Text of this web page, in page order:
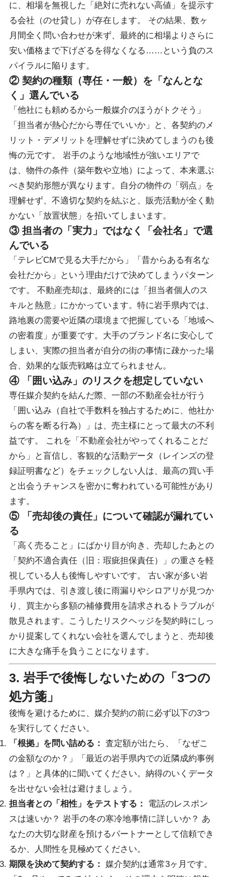
に、相場を無視した「絶対に売れない高値」を提示す
る会社（のせ貸し）が存在します。 その結果、数ヶ
月間全く問い合わせが来ず、最終的に相場よりさらに
安い価格まで下げざるを得なくなる……という負のス
パイラルに陥ります。
② 契約の種類（専任・一般）を「なんとな
く」選んでいる
「他社にも頼めるから一般媒介のほうがトクそう」
「担当者が熱心だから専任でいいか」と、各契約のメ
リット・デメリットを理解せずに決めてしまうのも後
悔の元です。 岩手のような地域性が強いエリアで
は、物件の条件（築年数や立地）によって、本来選ぶ
べき契約形態が異なります。自分の物件の「弱点」を
理解せず、不適切な契約を結ぶと、販売活動が全く動
かない「放置状態」を招いてしまいます。
③ 担当者の「実力」ではなく「会社名」で選
んでいる
「テレビCMで見る大手だから」「昔からある有名な
会社だから」という理由だけで決めてしまうパターン
です。 不動産売却は、最終的には「担当者個人のス
キルと熱意」にかかっています。特に岩手県内では、
路地裏の需要や近隣の環境まで把握している「地域へ
の密着度」が重要です。大手のブランド名に安心して
しまい、実際の担当者が自分の街の事情に疎かった場
合、効果的な販売戦略は立てられません。
④ 「囲い込み」のリスクを想定していない
専任媒介契約を結んだ際、一部の不動産会社が行う
「囲い込み（自社で手数料を独占するために、他社か
らの客を断る行為）」は、売主様にとって最大の不利
益です。 これを「不動産会社がやってくれることだ
から」と盲信し、客観的な活動データ（レインズの登
録証明書など）をチェックしない人は、最高の買い手
と出会うチャンスを密かに奪われている可能性があり
ます。
⑤ 「売却後の責任」について確認が漏れてい
る
「高く売ること」にばかり目が向き、売却したあとの
「契約不適合責任（旧：瑕疵担保責任）」の重さを軽
視している人も後悔しやすいです。 古い家が多い岩
手県内では、引き渡し後に雨漏りやシロアリが見つか
り、買主から多額の補修費用を請求されるトラブルが
散見されます。こうしたリスクヘッジを契約時にしっ
かり提案してくれない会社を選んでしまうと、売却後
に大きな痛手を負うことになります。
3. 岩手で後悔しないための「3つの
処方箋」
後悔を避けるために、媒介契約の前に必ず以下の3つ
を実行してください。
「根拠」を問い詰める： 査定額が出たら、「なぜこ
の金額なのか？」「最近の岩手県内での近隣成約事例
は？」と具体的に聞いてください。納得のいくデータ
を出せない会社は避けましょう。
担当者との「相性」をテストする：
電話のレスポン
スは速いか？ 岩手の冬の寒冷地事情に詳しいか？ あ
なたの大切な財産を預けるパートナーとして信頼でき
るか、人間性を見極めてください。
期限を決めて契約する： 媒介契約は通常3ヶ月です。